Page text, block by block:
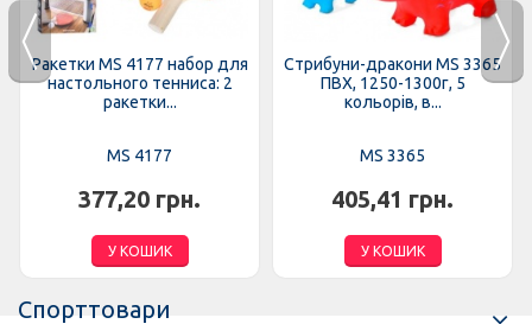
Ракетки MS 4177 набор для
настольного тенниса: 2
ракетки...
MS 4177
377,20 грн.
У КОШИК
Стрибуни-дракони MS 3365
ПВХ, 1250-1300г, 5
кольорів, в...
MS 3365
405,41 грн.
У КОШИК
Спорттовари